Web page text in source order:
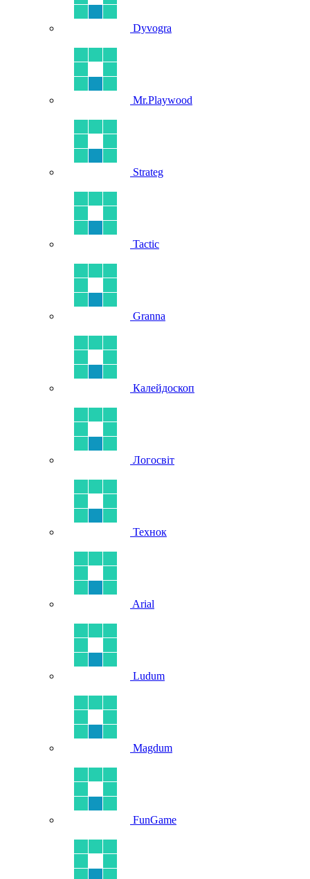
Dyvogra
Mr.Playwood
Strateg
Tactic
Granna
Калейдоскоп
Логосвіт
Технок
Arial
Ludum
Magdum
FunGame